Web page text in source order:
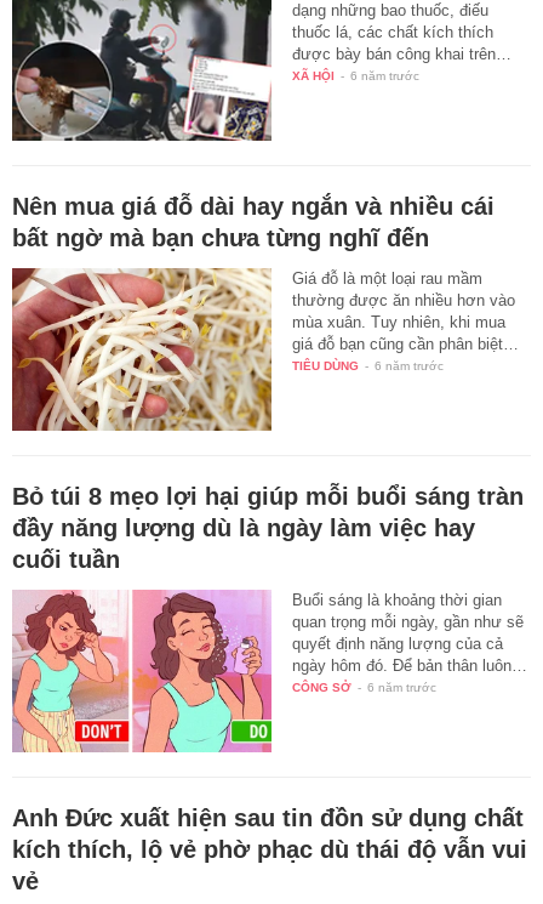
dạng những bao thuốc, điếu
thuốc lá, các chất kích thích
được bày bán công khai trên…
XÃ HỘI - 6 năm trước
Nên mua giá đỗ dài hay ngắn và nhiều cái
bất ngờ mà bạn chưa từng nghĩ đến
Giá đỗ là một loại rau mầm
thường được ăn nhiều hơn vào
mùa xuân. Tuy nhiên, khi mua
giá đỗ bạn cũng cần phân biệt…
TIÊU DÙNG - 6 năm trước
Bỏ túi 8 mẹo lợi hại giúp mỗi buổi sáng tràn
đầy năng lượng dù là ngày làm việc hay
cuối tuần
Buổi sáng là khoảng thời gian
quan trọng mỗi ngày, gần như sẽ
quyết định năng lượng của cả
ngày hôm đó. Để bản thân luôn…
CÔNG SỞ - 6 năm trước
Anh Đức xuất hiện sau tin đồn sử dụng chất
kích thích, lộ vẻ phờ phạc dù thái độ vẫn vui
vẻ